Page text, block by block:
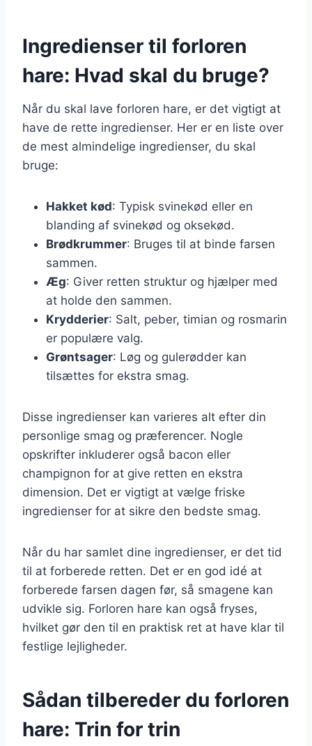
Ingredienser til forloren
hare: Hvad skal du bruge?
Når du skal lave forloren hare, er det vigtigt at
have de rette ingredienser. Her er en liste over
de mest almindelige ingredienser, du skal
bruge:
Hakket kød: Typisk svinekød eller en
blanding af svinekød og oksekød.
Brødkrummer: Bruges til at binde farsen
sammen.
Æg: Giver retten struktur og hjælper med
at holde den sammen.
Krydderier: Salt, peber, timian og rosmarin
er populære valg.
Grøntsager: Løg og gulerødder kan
tilsættes for ekstra smag.
Disse ingredienser kan varieres alt efter din
personlige smag og præferencer. Nogle
opskrifter inkluderer også bacon eller
champignon for at give retten en ekstra
dimension. Det er vigtigt at vælge friske
ingredienser for at sikre den bedste smag.
Når du har samlet dine ingredienser, er det tid
til at forberede retten. Det er en god idé at
forberede farsen dagen før, så smagene kan
udvikle sig. Forloren hare kan også fryses,
hvilket gør den til en praktisk ret at have klar til
festlige lejligheder.
Sådan tilbereder du forloren
hare: Trin for trin